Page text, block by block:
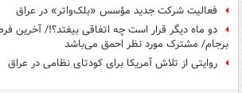
فعالیت شرکت جدید مؤسس «بلک‌واتر» در عراق
دو ماه دیگر قرار است چه اتفاقی بیفتد؟!/ آخرین
برجام/ مشترک مورد نظر احمق می‌باشد
روایتی از تلاش آمریکا برای کودتای نظامی در عراق